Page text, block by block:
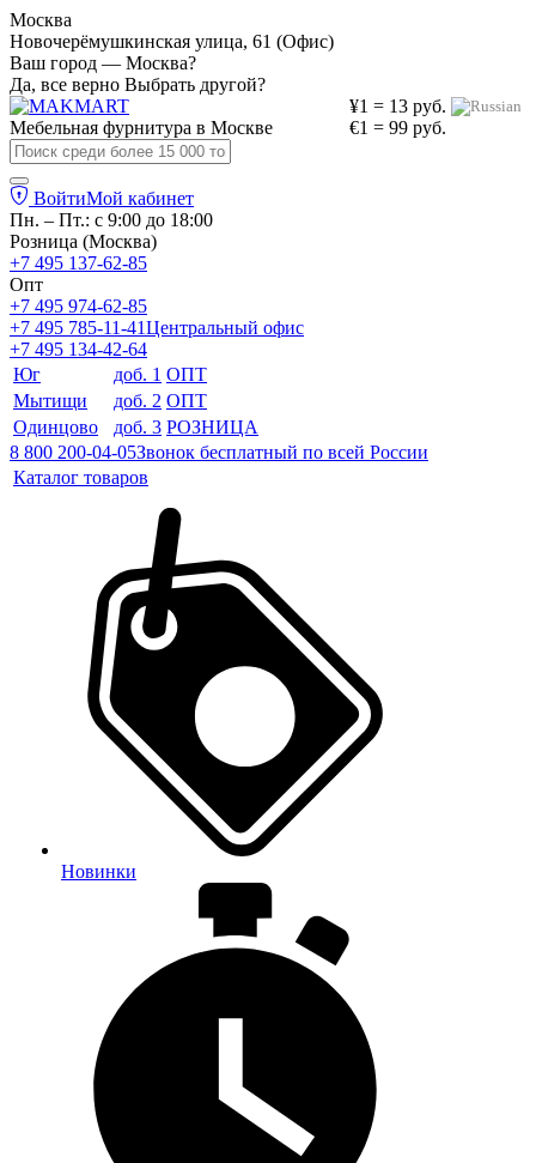
Москва
Новочерёмушкинская улица, 61 (Офис)
Ваш город — Москва?
Да, все верно Выбрать другой?
¥1 = 13 руб.
€1 = 99 руб.
Мебельная фурнитура в Москве
ВойтиМой кабинет
Пн. – Пт.: с 9:00 до 18:00
Розница (Москва)
+7 495 137-62-85
Опт
+7 495 974-62-85
+7 495 785-11-41Центральный офис
+7 495 134-42-64
Юг
доб. 1 ОПТ
Мытищи
доб. 2 ОПТ
Одинцово
доб. 3 РОЗНИЦА
8 800 200-04-05Звонок бесплатный по всей России
Каталог товаров
Новинки